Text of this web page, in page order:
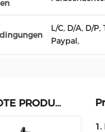
L/C, D/A, D/
Paypal,
VERWANDTE PRODUKTE
1.